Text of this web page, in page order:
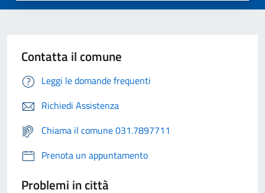
Contatta il comune
Leggi le domande frequenti
Richiedi Assistenza
Chiama il comune 031.7897711
Prenota un appuntamento
Problemi in città